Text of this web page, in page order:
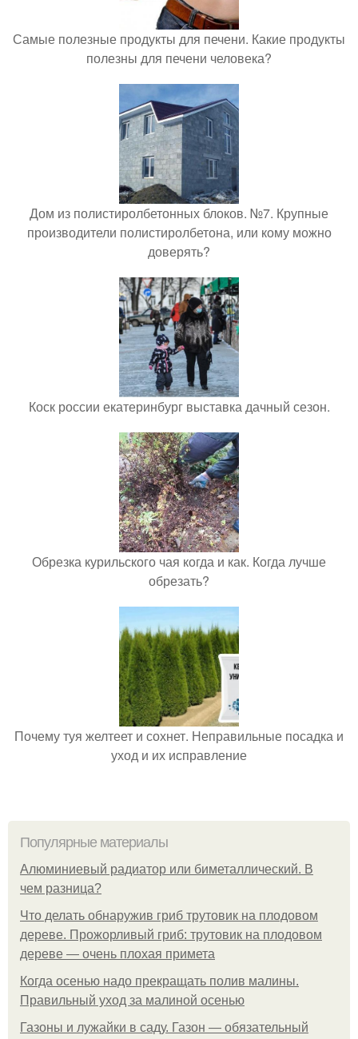
Самые полезные продукты для печени. Какие продукты
полезны для печени человека?
Дом из полистиролбетонных блоков. №7. Крупные
производители полистиролбетона, или кому можно
доверять?
Коск россии екатеринбург выставка дачный сезон.
Обрезка курильского чая когда и как. Когда лучше
обрезать?
Почему туя желтеет и сохнет. Неправильные посадка и
уход и их исправление
Популярные материалы
Алюминиевый радиатор или биметаллический. В
чем разница?
Что делать обнаружив гриб трутовик на плодовом
дереве. Прожорливый гриб: трутовик на плодовом
дереве — очень плохая примета
Когда осенью надо прекращать полив малины.
Правильный уход за малиной осенью
Газоны и лужайки в саду. Газон — обязательный